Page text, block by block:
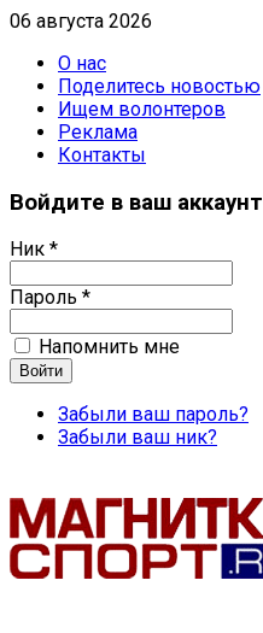
06 августа 2026
О нас
Поделитесь новостью
Ищем волонтеров
Реклама
Контакты
Войдите в ваш аккаунт
Ник *
Пароль *
Напомнить мне
Забыли ваш пароль?
Забыли ваш ник?